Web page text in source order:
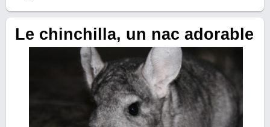
Le chinchilla, un nac adorable